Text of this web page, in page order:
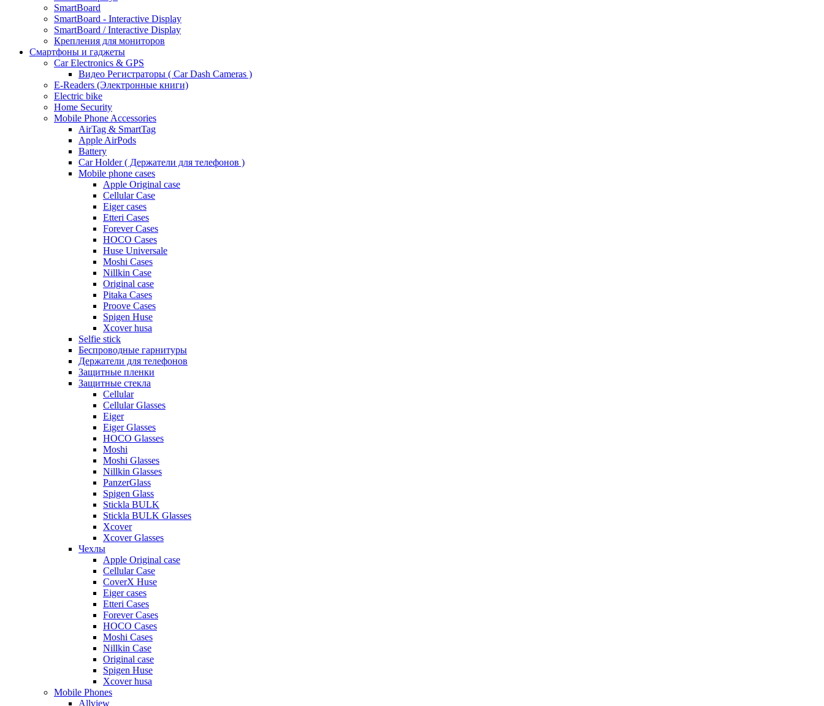
SmartBoard
SmartBoard - Interactive Display
SmartBoard / Interactive Display
Крепления для мониторов
Смартфоны и гаджеты
Car Electronics & GPS
Видео Регистраторы ( Car Dash Cameras )
E-Readers (Электронные книги)
Electric bike
Home Security
Mobile Phone Accessories
AirTag & SmartTag
Apple AirPods
Battery
Car Holder ( Держатели для телефонов )
Mobile phone cases
Apple Original case
Cellular Case
Eiger cases
Etteri Cases
Forever Cases
HOCO Cases
Huse Universale
Moshi Cases
Nillkin Case
Original case
Pitaka Cases
Proove Cases
Spigen Huse
Xcover husa
Selfie stick
Беспроводные гарнитуры
Держатели для телефонов
Защитные пленки
Защитные стекла
Cellular
Cellular Glasses
Eiger
Eiger Glasses
HOCO Glasses
Moshi
Moshi Glasses
Nillkin Glasses
PanzerGlass
Spigen Glass
Stickla BULK
Stickla BULK Glasses
Xcover
Xcover Glasses
Чехлы
Apple Original case
Cellular Case
CoverX Huse
Eiger cases
Etteri Cases
Forever Cases
HOCO Cases
Moshi Cases
Nillkin Case
Original case
Spigen Huse
Xcover husa
Mobile Phones
Allview